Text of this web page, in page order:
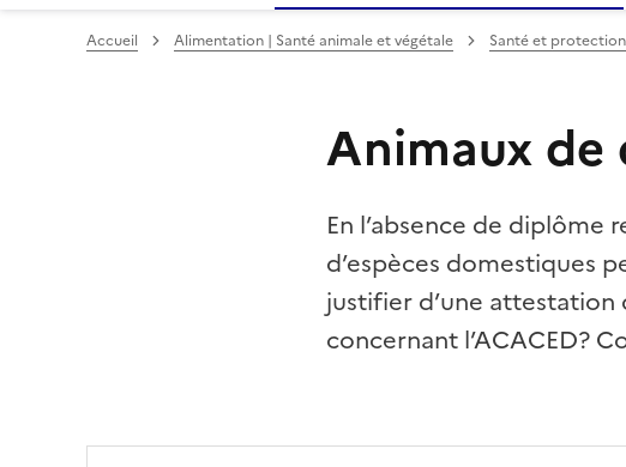
Accueil Alimentation | Santé animale et végétale Santé et
Animaux de
En l’absence de diplôme
d’espèces domestiques
justifier d’une attestation
concernant l’ACACED?